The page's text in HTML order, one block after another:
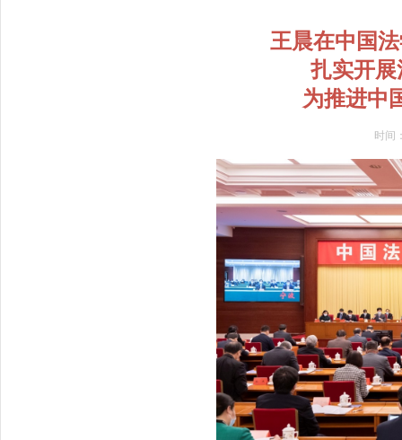
王晨在中国
扎实开
为推进中
时间